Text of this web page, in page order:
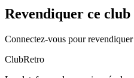
Revendiquer ce club
Connectez-vous pour
ClubRetro